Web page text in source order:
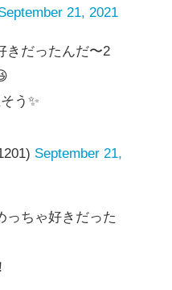
21, 2021
きだったんだ〜2
う✨
September 21,
っちゃ好きだった